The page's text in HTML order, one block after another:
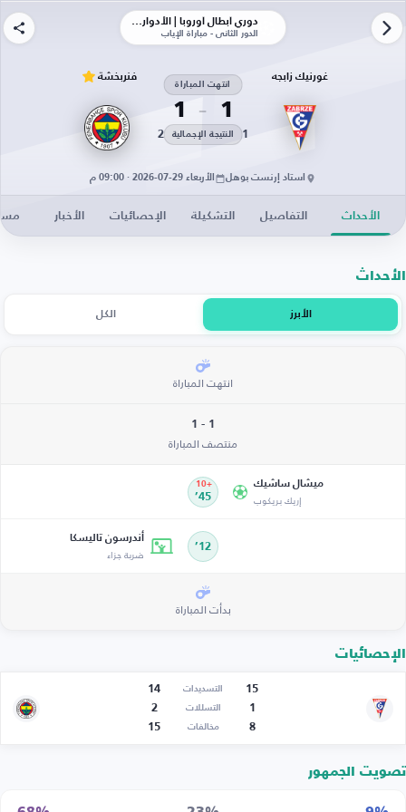
دوري أبطال أوروبا | الأدوار الإقصائية
الدور الثاني - مباراة الإياب
غورنيك زابجه
1
انتهت المباراة
1
1 النتيجة الإجمالية 2
فنربخشة
استاد إرنست بوهل الأربعاء 29-07-2026 · 09:00 م
الأحداث التفاصيل التشكيلة الإحصائيات الأخبار
الأحداث
الأبرز الكل
انتهت المباراة
1 - 1
منتصف المباراة
ميشال ساشيك
إريك بريكوب 45’
+10
12’
أندرسون تاليسكا
ضربة جزاء
بدأت المباراة
الإحصائيات
15 التسديدات
14
1
التسللات
2
8
مخالفات 15
تصويت الجمهور